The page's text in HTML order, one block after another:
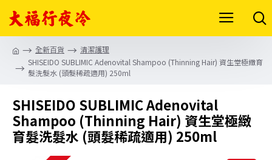
全新百貨
清潔護理
SHISEIDO SUBLIMIC Adenovital Shampoo (Thinning Hair) 資生堂極緻育
髮洗髮水 (頭髮稀疏適用) 250ml
SHISEIDO SUBLIMIC Adenovital
Shampoo (Thinning Hair) 資生堂極緻
育髮洗髮水 (頭髮稀疏適用) 250ml